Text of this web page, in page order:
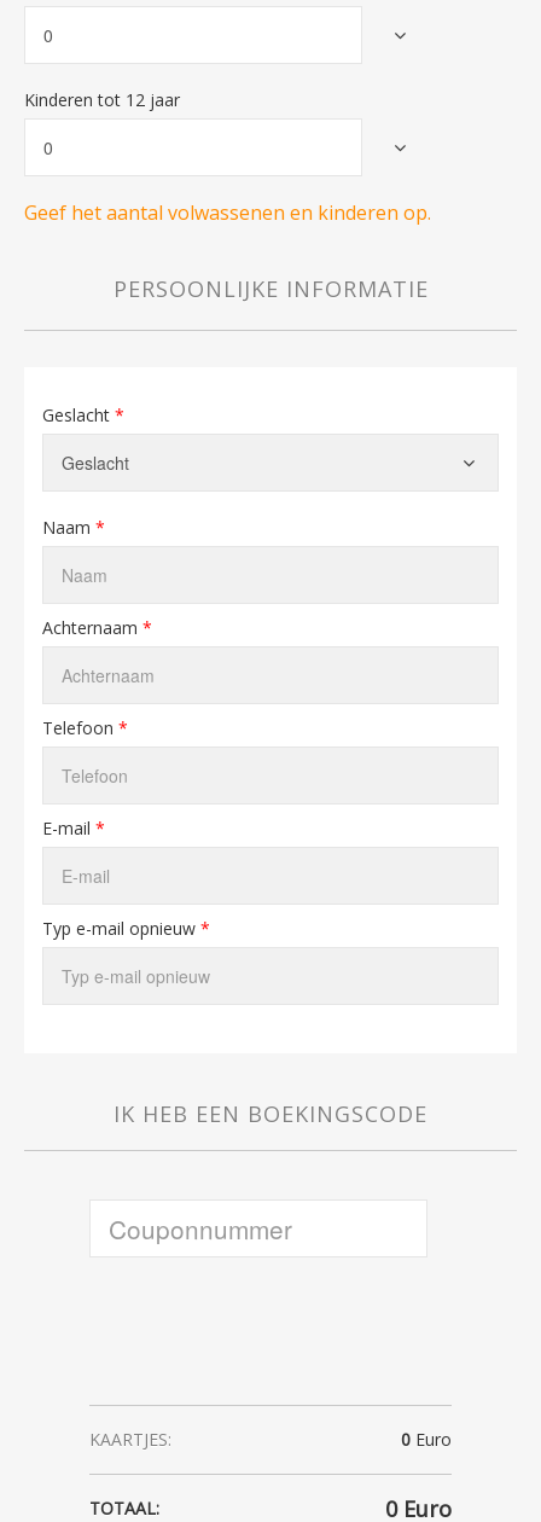
Kinderen tot 12 jaar
Geef het aantal volwassenen en kinderen op.
PERSOONLIJKE INFORMATIE
Geslacht *
Naam *
Achternaam *
Telefoon *
E-mail *
Typ e-mail opnieuw *
IK HEB EEN BOEKINGSCODE
KAARTJES: 0 Euro
TOTAAL: 0Euro